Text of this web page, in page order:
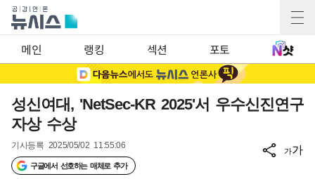
메인 랭킹 섹션 포토
성신여대, 'NetSec-KR 2025'서 우수신진연구
자상 수상
기사등록 2025/05/02 11:55:06
구글에서 선호하는 매체로 추가
가가